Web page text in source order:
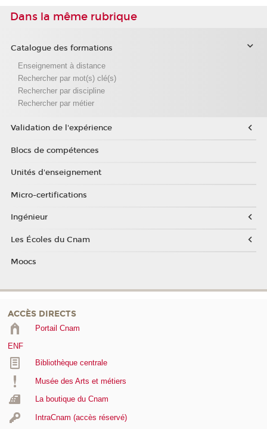
Dans la même rubrique
Catalogue des formations
Enseignement à distance
Rechercher par mot(s) clé(s)
Rechercher par discipline
Rechercher par métier
Validation de l'expérience
Blocs de compétences
Unités d'enseignement
Micro-certifications
Ingénieur
Les Écoles du Cnam
Moocs
ACCÈS DIRECTS
Portail Cnam
ENF
Bibliothèque centrale
Musée des Arts et métiers
La boutique du Cnam
IntraCnam (accès réservé)